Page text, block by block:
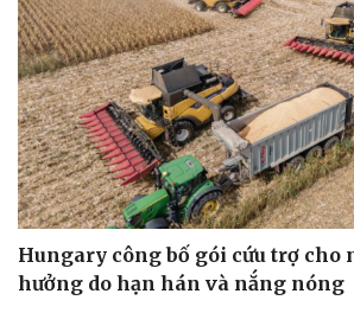
Doanh nghiệp
Thông tin doanh nghiệp
Doanh nghiệp 24h
Doanh nhân
Vì cộng đồng
Công
Sành
Tin
Trải
Chuyển
Hungary công bố gói cứu trợ cho
hưởng do hạn hán và nắng nóng